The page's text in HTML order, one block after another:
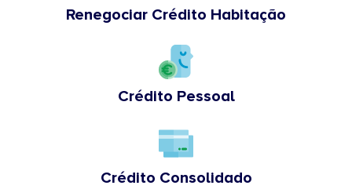
Renegociar Crédito Habitação
Crédito Pessoal
Crédito Consolidado